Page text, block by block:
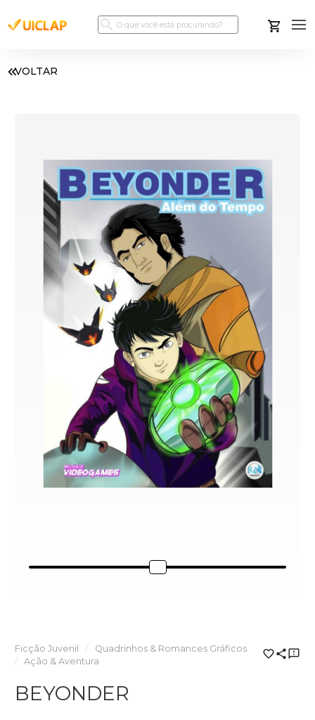
VOLTAR
Ficção Juvenil
Quadrinhos & Romances Gráficos
Ação & Aventura
BEYONDER